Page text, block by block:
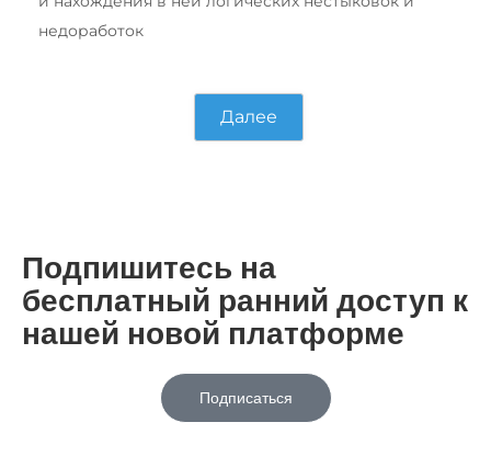
недоработок
Далее
Подпишитесь на
бесплатный ранний доступ к
нашей новой платформе
Подписаться